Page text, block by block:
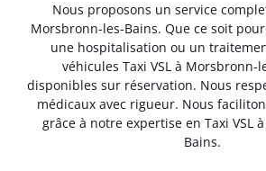
Nous proposons un service
Morsbronn-les-Bains. Que ce soit
une hospitalisation ou un
véhicules Taxi VSL à Morsbronn-
disponibles sur réservation. Nous
médicaux avec rigueur. Nous
grâce à notre expertise en Taxi VSL
Bains.